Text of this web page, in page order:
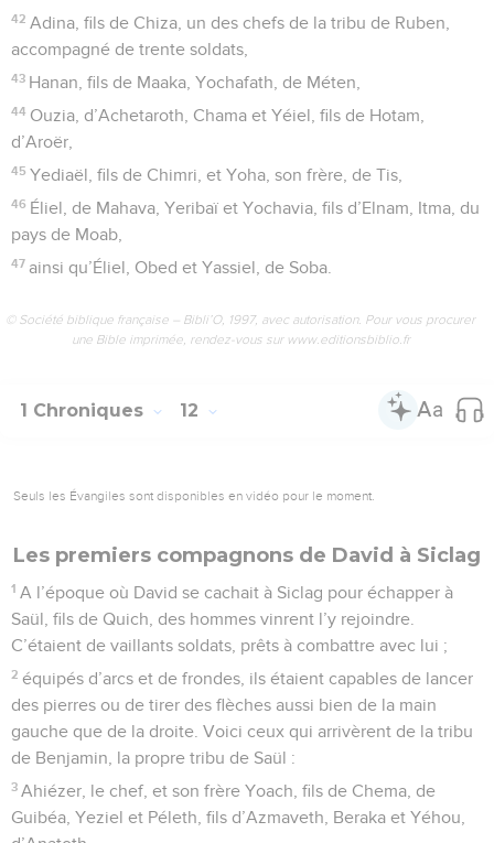
42 Adina, fils de Chiza, un des chefs de la tribu de Ruben,
accompagné de trente soldats,
43 Hanan, fils de Maaka, Yochafath, de Méten,
44 Ouzia, d’Achetaroth, Chama et Yéiel, fils de Hotam,
d’Aroër,
45 Yediaël, fils de Chimri, et Yoha, son frère, de Tis,
46 Éliel, de Mahava, Yeribaï et Yochavia, fils d’Elnam, Itma, du
pays de Moab,
47 ainsi qu’Éliel, Obed et Yassiel, de Soba.
© Société biblique française – Bibli’O, 1997, avec autorisation. Pour vous procurer
une Bible imprimée, rendez-vous sur www.editionsbiblio.fr
1 Chroniques 12
Seuls les Évangiles sont disponibles en vidéo pour le moment.
Les premiers compagnons de David à Siclag
1 A l’époque où David se cachait à Siclag pour échapper à
Saül, fils de Quich, des hommes vinrent l’y rejoindre.
C’étaient de vaillants soldats, prêts à combattre avec lui ;
2 équipés d’arcs et de frondes, ils étaient capables de lancer
des pierres ou de tirer des flèches aussi bien de la main
gauche que de la droite. Voici ceux qui arrivèrent de la tribu
de Benjamin, la propre tribu de Saül :
3 Ahiézer, le chef, et son frère Yoach, fils de Chema, de
Guibéa, Yeziel et Péleth, fils d’Azmaveth, Beraka et Yéhou,